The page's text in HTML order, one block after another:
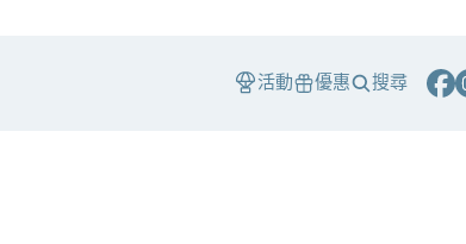
活動 優惠 搜尋